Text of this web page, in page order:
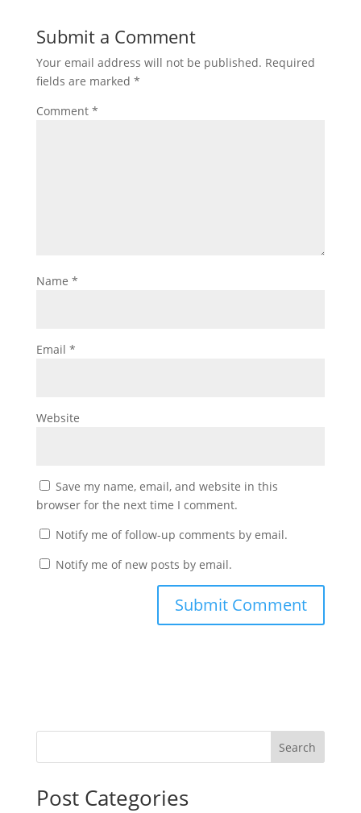
Submit a Comment
Your email address will not be published. Required
fields are marked *
Comment *
Name *
Email *
Website
Save my name, email, and website in this
browser for the next time I comment.
Notify me of follow-up comments by email.
Notify me of new posts by email.
Search
Post Categories